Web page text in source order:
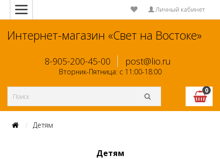
Личный кабинет
Интернет-магазин «Свет на Востоке»
8-905-200-45-00 post@lio.ru
Вторник-Пятница: с 11:00-18:00
0
Детям
Детям